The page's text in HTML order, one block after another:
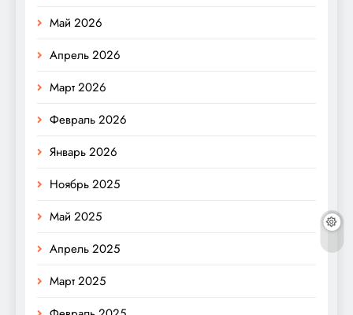
Май 2026
Апрель 2026
Март 2026
Февраль 2026
Январь 2026
Ноябрь 2025
Май 2025
Апрель 2025
Март 2025